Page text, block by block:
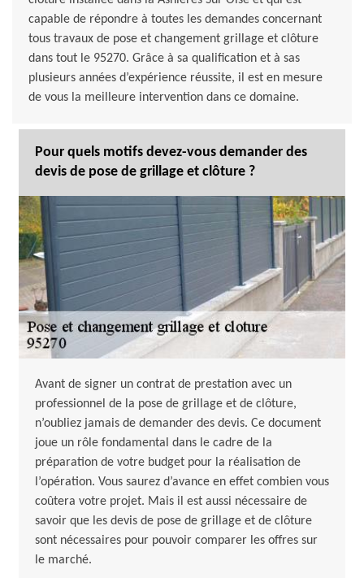
capable de répondre à toutes les demandes concernant
tous travaux de pose et changement grillage et clôture
dans tout le 95270. Grâce à sa qualification et à sas
plusieurs années d’expérience réussite, il est en mesure
de vous la meilleure intervention dans ce domaine.
Pour quels motifs devez-vous demander des
devis de pose de grillage et clôture ?
Avant de signer un contrat de prestation avec un
professionnel de la pose de grillage et de clôture,
n’oubliez jamais de demander des devis. Ce document
joue un rôle fondamental dans le cadre de la
préparation de votre budget pour la réalisation de
l’opération. Vous saurez d’avance en effet combien vous
coûtera votre projet. Mais il est aussi nécessaire de
savoir que les devis de pose de grillage et de clôture
sont nécessaires pour pouvoir comparer les offres sur
le marché.